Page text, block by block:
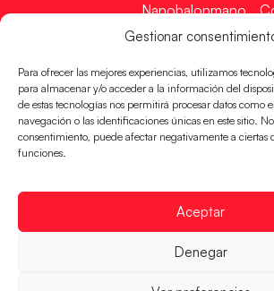
Gestionar
Para ofrecer las mejores experiencias, utilizamos
para almacenar y/o acceder a la información del
de estas tecnologías nos permitirá procesar datos como
navegación o las identificaciones únicas en este sitio.
consentimiento, puede afectar negativamente a ciertas
funciones.
Aceptar
Denegar
Nanobalonmano
Tienda
Incidencias
CONTACTO
EN
RFEBM © 2024. Todos los